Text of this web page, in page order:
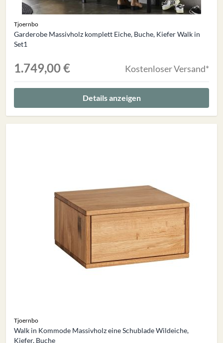
Tjoernbo
Garderobe Massivholz komplett Eiche, Buche, Kiefer Walk in
Set1
1.749,00 € Kostenloser Versand*
Details anzeigen
Tjoernbo
Walk in Kommode Massivholz eine Schublade Wildeiche,
Kiefer, Buche